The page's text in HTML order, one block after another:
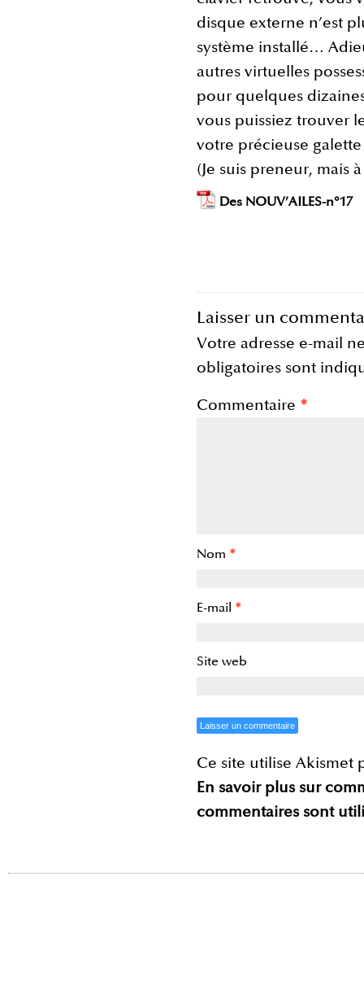
disque externe n’est
système installé…
autres virtuelles
pour quelques
vous puissiez trouver
votre précieuse
(Je suis preneur, mais
Des NOUV’AILES-n°17
Laisser un
Votre adresse e-mail
obligatoires sont
Commentaire *
Nom *
E-mail *
Site web
Ce site utilise Akismet
En savoir plus sur
commentaires sont